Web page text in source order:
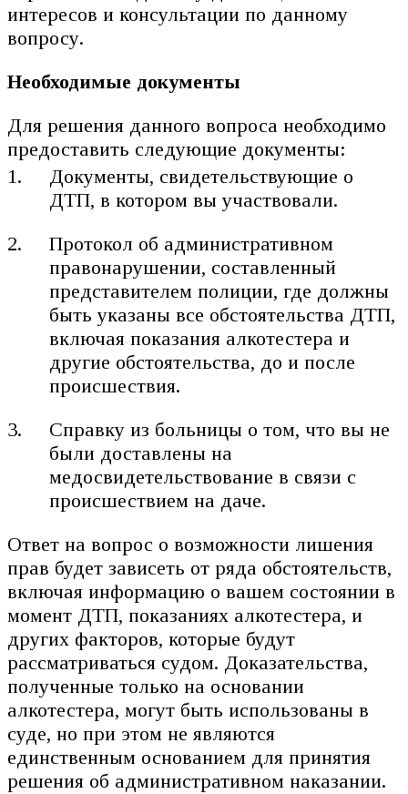
интересов и консультации по данному
вопросу.
Необходимые документы
Для решения данного вопроса необходимо
предоставить следующие документы:
Документы, свидетельствующие о
ДТП, в котором вы участвовали.
Протокол об административном
правонарушении, составленный
представителем полиции, где должны
быть указаны все обстоятельства ДТП,
включая показания алкотестера и
другие обстоятельства, до и после
происшествия.
Справку из больницы о том, что вы не
были доставлены на
медосвидетельствование в связи с
происшествием на даче.
Ответ на вопрос о возможности лишения
прав будет зависеть от ряда обстоятельств,
включая информацию о вашем состоянии в
момент ДТП, показаниях алкотестера, и
других факторов, которые будут
рассматриваться судом. Доказательства,
полученные только на основании
алкотестера, могут быть использованы в
суде, но при этом не являются
единственным основанием для принятия
решения об административном наказании.